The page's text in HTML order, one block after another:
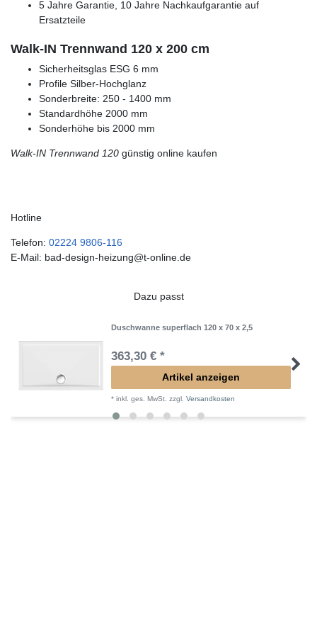
5 Jahre Garantie, 10 Jahre Nachkaufgarantie auf
Ersatzteile
Walk-IN Trennwand 120 x 200 cm
Sicherheitsglas ESG 6 mm
Profile Silber-Hochglanz
Sonderbreite: 250 - 1400 mm
Standardhöhe 2000 mm
Sonderhöhe bis 2000 mm
Walk-IN Trennwand 120 günstig online kaufen
Hotline
Telefon: 02224 9806-116
E-Mail: bad-design-heizung@t-online.de
Dazu passt
Duschwanne superflach 120 x 70 x 2,5
363,30 € *
Artikel anzeigen
*inkl. ges. MwSt. zzgl.Versandkosten